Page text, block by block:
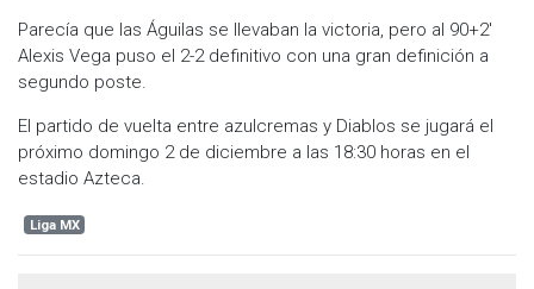
Parecía que las Águilas se llevaban la victoria, pero al 90+2′
Alexis Vega puso el 2-2 definitivo con una gran definición a
segundo poste.
El partido de vuelta entre azulcremas y Diablos se jugará el
próximo domingo 2 de diciembre a las 18:30 horas en el
estadio Azteca.
Liga MX